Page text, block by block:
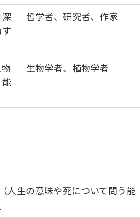
哲学者、研究者、作家
生物学者、植物学者
人生の意味や死について問う能